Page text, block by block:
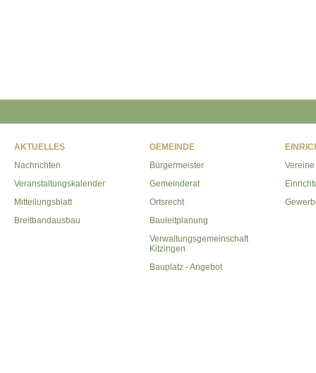
AKTUELLES
Nachrichten
Veranstaltungskalender
Mitteilungsblatt
Breitbandausbau
GEMEINDE
Bürgermeister
Gemeinderat
Ortsrecht
Bauleitplanung
Verwaltungsgemeinschaft
Kitzingen
Bauplatz - Angebot